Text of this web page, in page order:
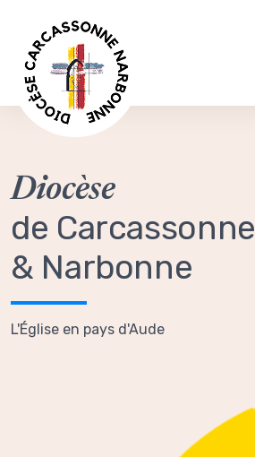
Diocèse
de Carcassonne
& Narbonne
L'Église en pays d'Aude